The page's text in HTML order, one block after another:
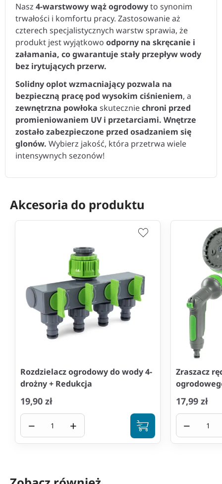
Nasz 4-warstwowy wąż ogrodowyto synonim
trwałości i komfortu pracy. Zastosowanie aż
czterech specjalistycznych warstw sprawia, że
produkt jest wyjątkowo odporny na skręcanie i
załamania, co gwarantuje stały przepływ wody
bez irytujących przerw.
Solidny oplot wzmacniający pozwala na
bezpieczną pracę pod wysokim ciśnieniem, a
zewnętrzna powłoka skuteczniechroni przed
promieniowaniem UV i przetarciami. Wnętrze
zostało zabezpieczone przed osadzaniem się
glonów. Wybierz jakość, która przetrwa wiele
intensywnych sezonów!
Akcesoria do produktu
Rozdzielacz ogrodowy do wody 4-
drożny + Redukcja
19,90 zł
− +
Zraszacz
17,99 zł
−